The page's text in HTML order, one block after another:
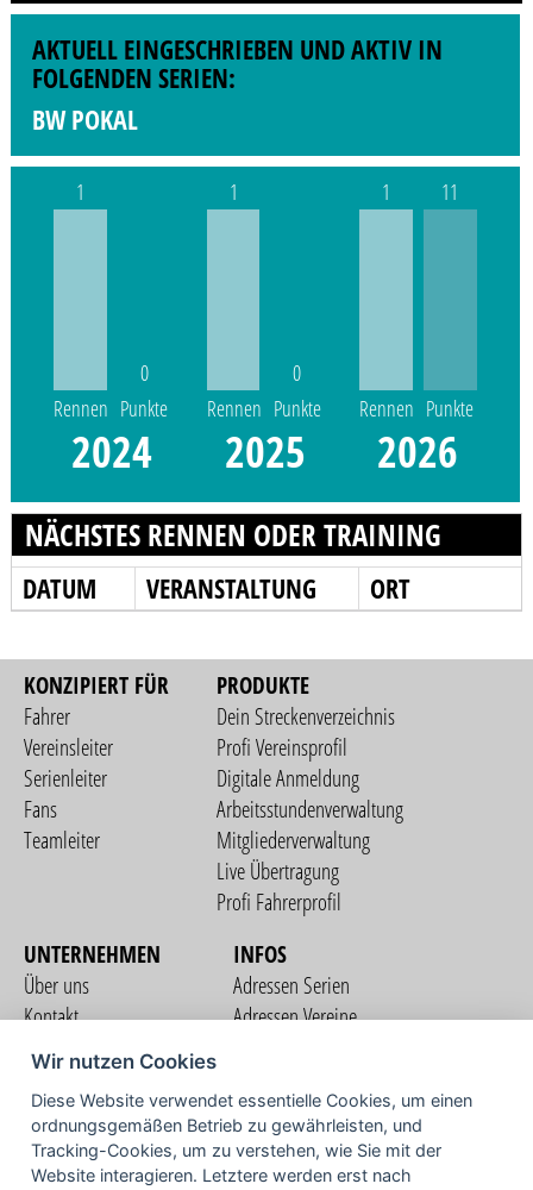
AKTUELL EINGESCHRIEBEN UND AKTIV IN
FOLGENDEN SERIEN:
BW POKAL
1
Rennen
0
Punkte
2024
1
Rennen
0
Punkte
2025
1
Rennen
11
Punkte
2026
NÄCHSTES RENNEN ODER TRAINING
DATUM VERANSTALTUNG ORT
KONZIPIERT FÜR
Fahrer
Vereinsleiter
Serienleiter
Fans
Teamleiter
PRODUKTE
Dein Streckenverzeichnis
Profi Vereinsprofil
Digitale Anmeldung
Arbeitsstundenverwaltung
Mitgliederverwaltung
Live Übertragung
Profi Fahrerprofil
UNTERNEHMEN
Über uns
Kontakt
Nutzungsbedingungen
Datenschutzerklärung
Impressum
INFOS
Adressen Serien
Adressen Vereine
COMMUNITY
Wir nutzen Cookies
Diese Website verwendet essentielle Cookies, um einen
ordnungsgemäßen Betrieb zu gewährleisten, und
Tracking-Cookies, um zu verstehen, wie Sie mit der
Website interagieren. Letztere werden erst nach